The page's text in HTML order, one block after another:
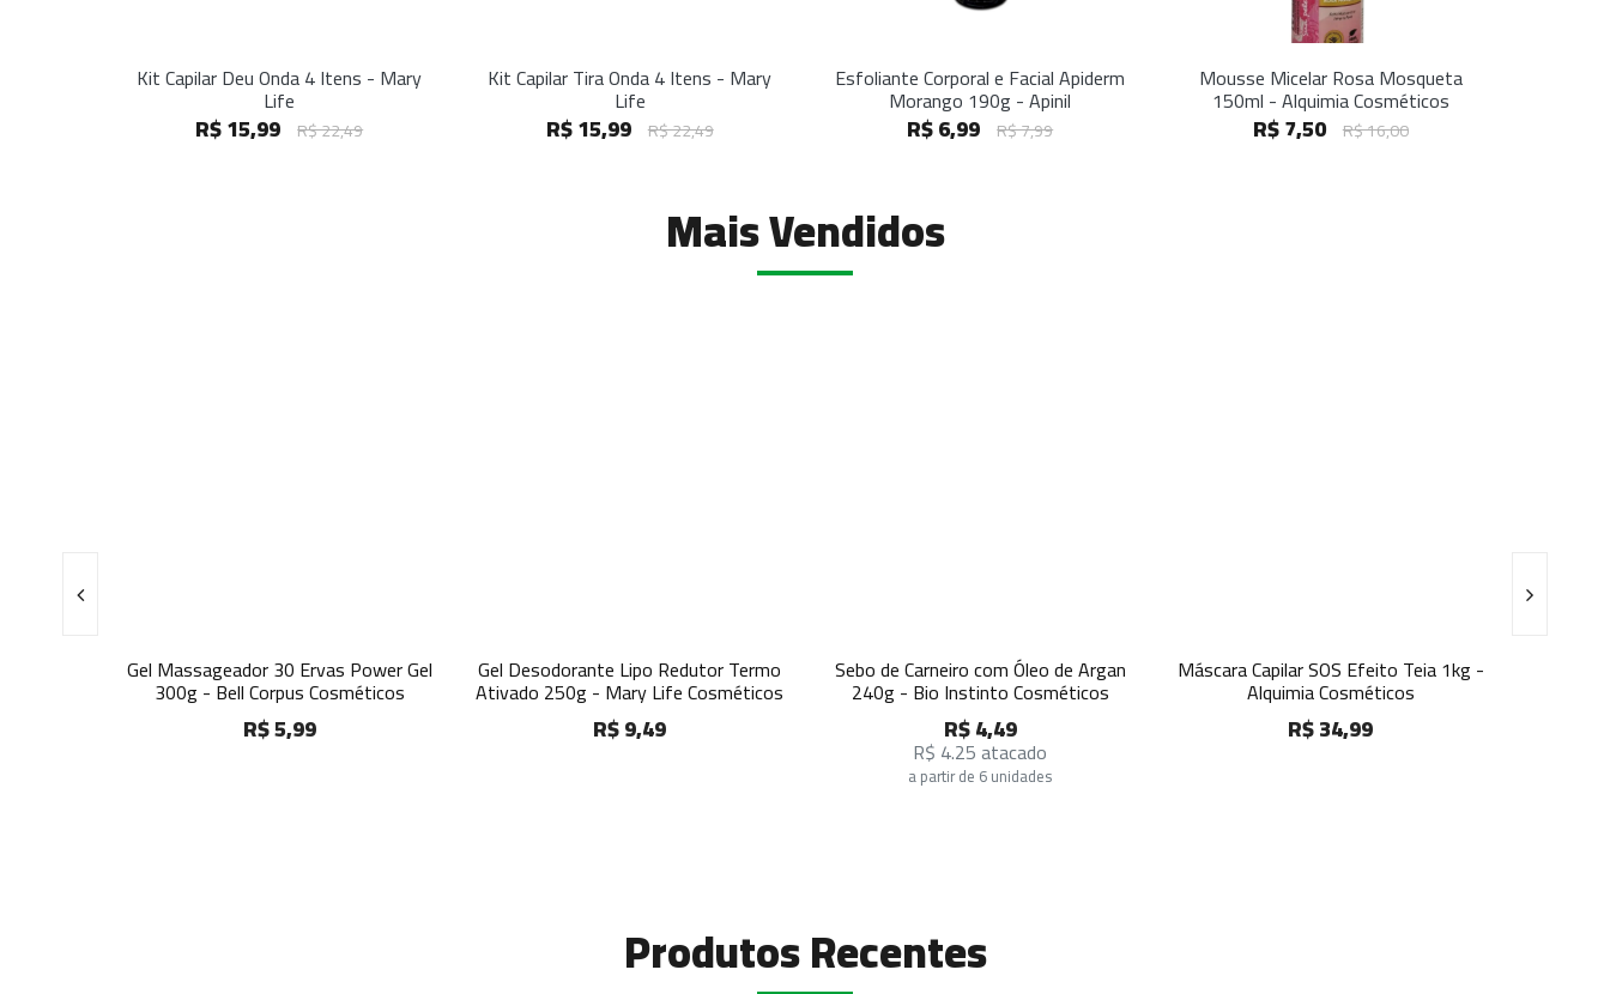
Kit Capilar Deu Onda 4 Itens - Mary
Life
R$ 15,99 R$ 22,49
Kit Capilar Tira Onda 4 Itens - Mary
Life
R$ 15,99 R$ 22,49
Esfoliante Corporal e Facial Apiderm
Morango 190g - Apinil
R$ 6,99 R$ 7,99
Mousse Micelar Rosa Mosqueta
150ml - Alquimia Cosméticos
R$ 7,50 R$ 16,00
Mais Vendidos
Gel Massageador 30 Ervas Power Gel
300g - Bell Corpus Cosméticos
R$ 5,99
Gel Desodorante Lipo Redutor Termo
Ativado 250g - Mary Life Cosméticos
R$ 9,49
Sebo de Carneiro com Óleo de Argan
240g - Bio Instinto Cosméticos
R$ 4,49
R$ 4.25 atacado
a partir de 6 unidades
Máscara Capilar SOS Efeito Teia 1kg -
Alquimia Cosméticos
R$ 34,99
Produtos Recentes